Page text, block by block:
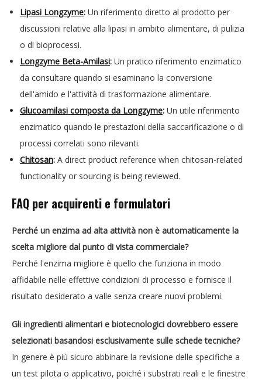
Lipasi Longzyme: Un riferimento diretto al prodotto per
discussioni relative alla lipasi in ambito alimentare, di pulizia
o di bioprocessi.
Longzyme Beta-Amilasi: Un pratico riferimento enzimatico
da consultare quando si esaminano la conversione
dell'amido e l'attività di trasformazione alimentare.
Glucoamilasi composta da Longzyme: Un utile riferimento
enzimatico quando le prestazioni della saccarificazione o di
processi correlati sono rilevanti.
Chitosan: A direct product reference when chitosan-related
functionality or sourcing is being reviewed.
FAQ per acquirenti e formulatori
Perché un enzima ad alta attività non è automaticamente la
scelta migliore dal punto di vista commerciale?
Perché l'enzima migliore è quello che funziona in modo
affidabile nelle effettive condizioni di processo e fornisce il
risultato desiderato a valle senza creare nuovi problemi.
Gli ingredienti alimentari e biotecnologici dovrebbero essere
selezionati basandosi esclusivamente sulle schede tecniche?
In genere è più sicuro abbinare la revisione delle specifiche a
un test pilota o applicativo, poiché i substrati reali e le finestre